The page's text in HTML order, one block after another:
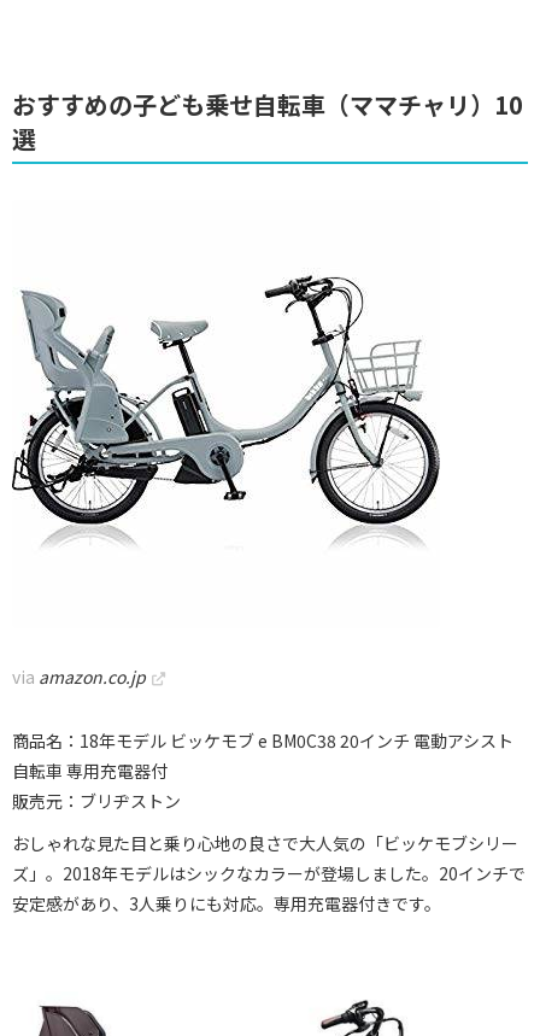
おすすめの子ども乗せ自転車（ママチャリ）10
選
via amazon.co.jp
商品名：18年モデル ビッケモブ e BM0C38 20インチ 電動アシスト
自転車 専用充電器付
販売元：ブリヂストン
おしゃれな見た目と乗り心地の良さで大人気の「ビッケモブシリー
ズ」。2018年モデルはシックなカラーが登場しました。20インチで
安定感があり、3人乗りにも対応。専用充電器付きです。